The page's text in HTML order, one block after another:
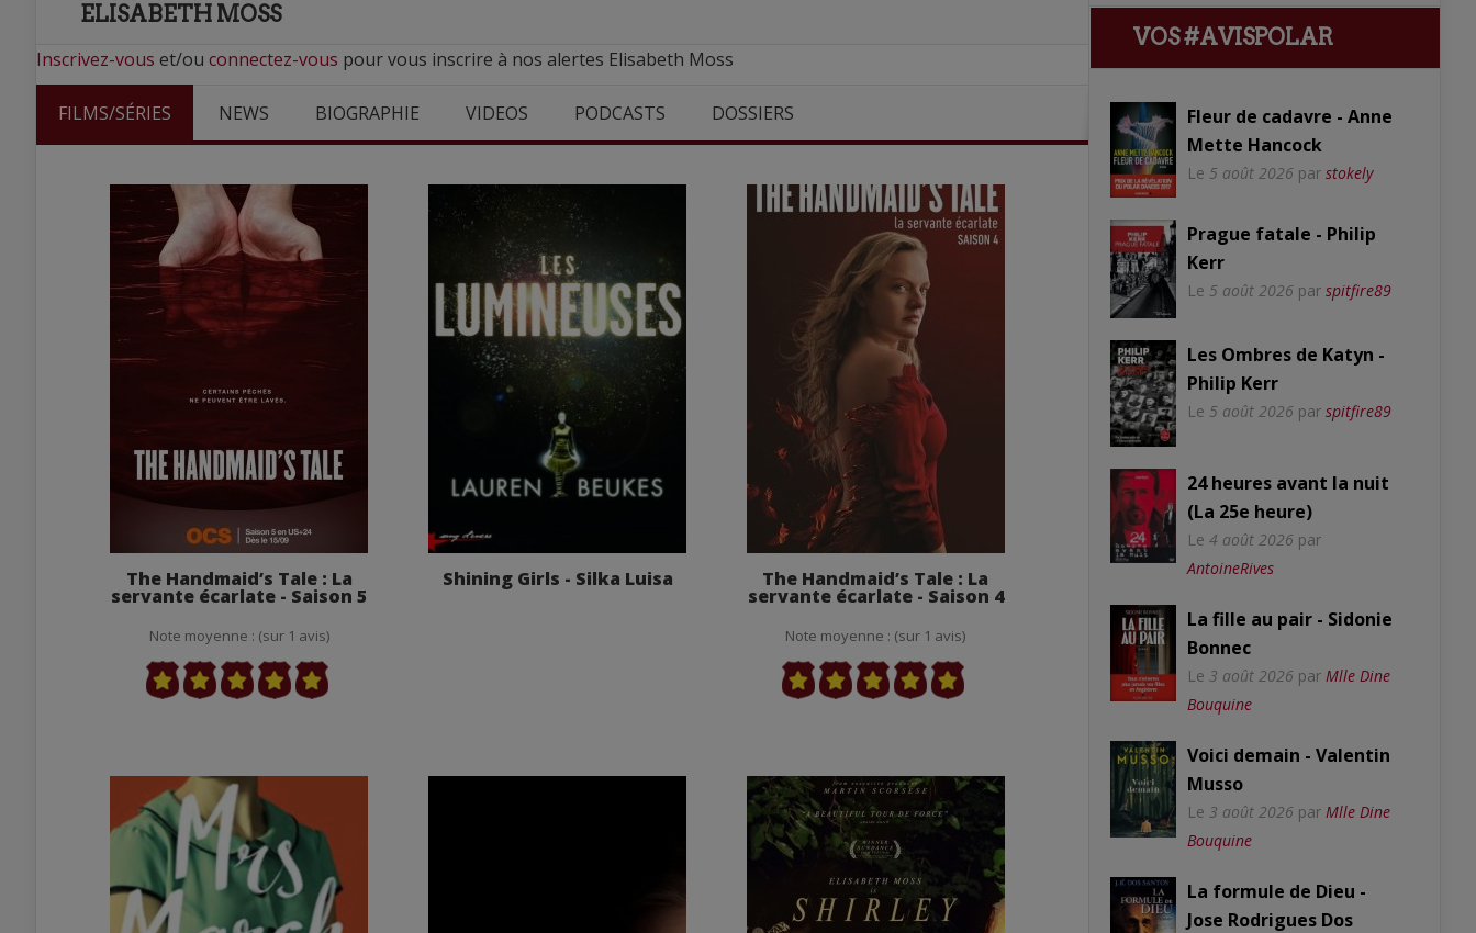
ELISABETH MOSS
Inscrivez-vous et/ou connectez-vous pour vous inscrire à nos alertes Elisabeth Moss
FILMS/SÉRIES NEWS BIOGRAPHIE VIDEOS PODCASTS DOSSIERS
The Handmaid’s Tale : La
servante écarlate - Saison 5
Note moyenne : (sur 1 avis)
Shining Girls - Silka Luisa The Handmaid’s Tale : La
servante écarlate - Saison 4
Note moyenne : (sur 1 avis)
VOS #AVISPOLAR
Fleur de cadavre - Anne
Mette Hancock
Le 5 août 2026 par stokely
Prague fatale - Philip
Kerr
Le 5 août 2026 par spitfire89
Les Ombres de Katyn -
Philip Kerr
Le 5 août 2026 par spitfire89
24 heures avant la nuit
(La 25e heure)
Le 4 août 2026 par
AntoineRives
La fille au pair - Sidonie
Bonnec
Le 3 août 2026 par Mlle Dine
Bouquine
Voici demain - Valentin
Musso
Le 3 août 2026 par Mlle Dine
Bouquine
La formule de Dieu -
Jose Rodrigues Dos